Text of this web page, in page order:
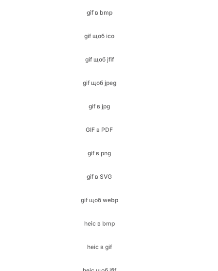
gif щоб jfif
gif щоб jpeg
gif в jpg
GIF в PDF
gif в png
gif щоб webp
heic в bmp
heic в gif
heic щоб jfif
heic щоб ico